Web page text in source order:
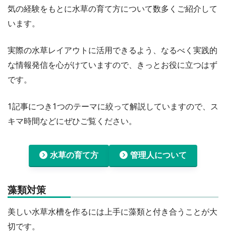
気の経験をもとに水草の育て方について数多くご紹介して
います。
実際の水草レイアウトに活用できるよう、なるべく実践的
な情報発信を心がけていますので、きっとお役に立つはず
です。
1記事につき1つのテーマに絞って解説していますので、ス
キマ時間などにぜひご覧ください。
水草の育て方 管理人について
藻類対策
美しい水草水槽を作るには上手に藻類と付き合うことが大
切です。